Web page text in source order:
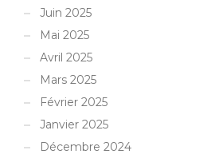
Juin 2025
Mai 2025
Avril 2025
Mars 2025
Février 2025
Janvier 2025
Décembre 2024